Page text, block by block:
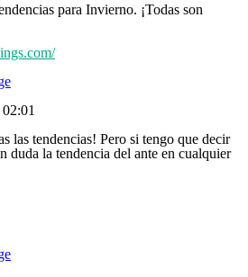
para Invierno. ¡Todas son
02:01
las tendencias! Pero si tengo que decir
duda la tendencia del ante en cualquier